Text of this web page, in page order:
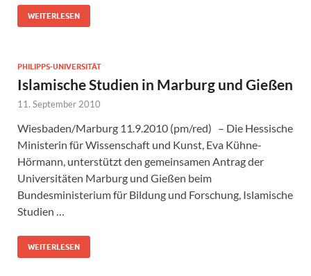
WEITERLESEN
PHILIPPS-UNIVERSITÄT
Islamische Studien in Marburg und Gießen
11. September 2010
Wiesbaden/Marburg 11.9.2010 (pm/red) – Die Hessische
Ministerin für Wissenschaft und Kunst, Eva Kühne-
Hörmann, unterstützt den gemeinsamen Antrag der
Universitäten Marburg und Gießen beim
Bundesministerium für Bildung und Forschung, Islamische
Studien …
WEITERLESEN